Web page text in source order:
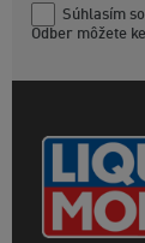
Súhlasím so
Odber môžete